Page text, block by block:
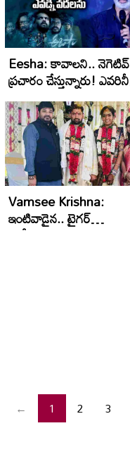
Eesha: కావాల‌ని.. నెగెటివ్
ప్రచారం చేస్తున్నారు! ఎవ‌రినీ
వ‌ద‌లం
Vamsee Krishna:
ఇంటివాడైన.. టైగ‌ర్
నాగేశ్వ‌ర‌రావు ద‌ర్శ‌కుడు
← 1 2 3